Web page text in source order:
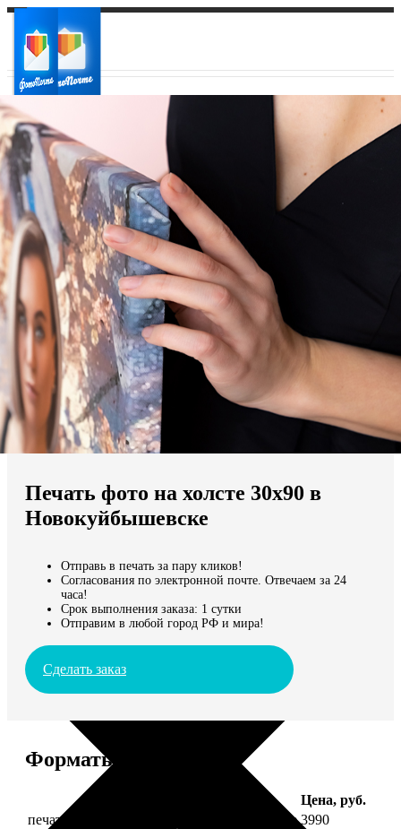
Ваш город:
Ваш регион доставки
Выберите из списка:
Мы доставляем по всему миру
Продолжить без города
Печать фото на холсте 30х90 в
Новокуйбышевске
Отправь в печать за пару кликов!
Согласования по электронной почте. Отвечаем за 24
часа!
Срок выполнения заказа: 1 сутки
Отправим в любой город РФ и мира!
Сделать заказ
Форматы и цены
Цена, руб.
печать фото на холсте 30х90 на подрамнике 3990